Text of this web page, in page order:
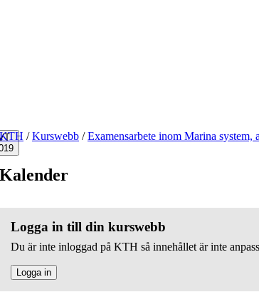
KTH / Kurswebb / Examensarbete inom Marina
Kalender
Logga in till din kurswebb
Du är inte inloggad på KTH så innehållet är inte
Logga in